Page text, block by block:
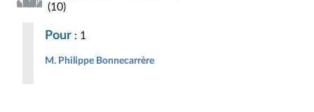
(10)
Pour : 1
M. Philippe Bonnecarrère